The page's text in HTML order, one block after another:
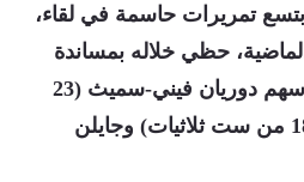
تمريرات حاسمة في لقاء،
الماضية، حظي خلاله بمساندة
فعالة من زملائه على رأسهم دوريان فيني-سميث (23
نقطة) وريدجي بولوك (18 من ست ثلاثيات) وجايلن